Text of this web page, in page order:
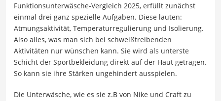
Funktionsunterwäsche-Vergleich 2025, erfüllt zunächst
einmal drei ganz spezielle Aufgaben. Diese lauten:
Atmungsaktivität, Temperaturregulierung und Isolierung.
Also alles, was man sich bei schweißtreibenden
Aktivitäten nur wünschen kann. Sie wird als unterste
Schicht der Sportbekleidung direkt auf der Haut getragen.
So kann sie ihre Stärken ungehindert ausspielen.
Die Unterwäsche, wie es sie z.B von Nike und Craft zu